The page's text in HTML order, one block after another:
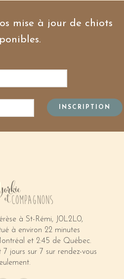
mise à jour de chiots
à St-Rémi, J0L2L0,
à environ 22 minutes
et 2:45 de Québec.
jours sur 7 sur rendez-vous